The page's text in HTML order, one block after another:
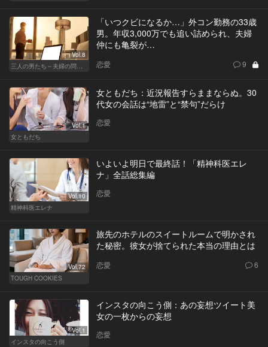
Vol.8
三人の男たち～夫婦の問題～
「いつクビになるか…」外コン勤務の33歳
男。年収3,000万でも追い詰められ、夫婦
仲にも亀裂が…
恋愛 9
Vol.1
女ともだち
女ともだち：近況報告すらままならぬ。30
代女の会話は“地雷”と“禁句”だらけ
恋愛
Vol.10
精神科医エレナ
いよいよ明日で最終話！「精神科医エレ
ナ」全話総集編
恋愛
Vol.72
TOUGH COOKIES
旅先のホテルのスイートルームで明かされ
た秘密。彼女が捨てられた本当の理由とは
恋愛 6
Vol.1
インスタの向こう側
インスタの向こう側：あの妄想ツイート美
女の一枚からの妄想
恋愛